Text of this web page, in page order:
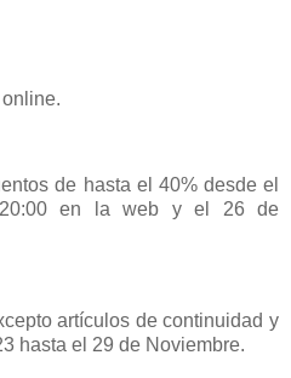
de hasta el 40% desde el
en la web y el 26 de
artículos de continuidad y
hasta el 29 de Noviembre.